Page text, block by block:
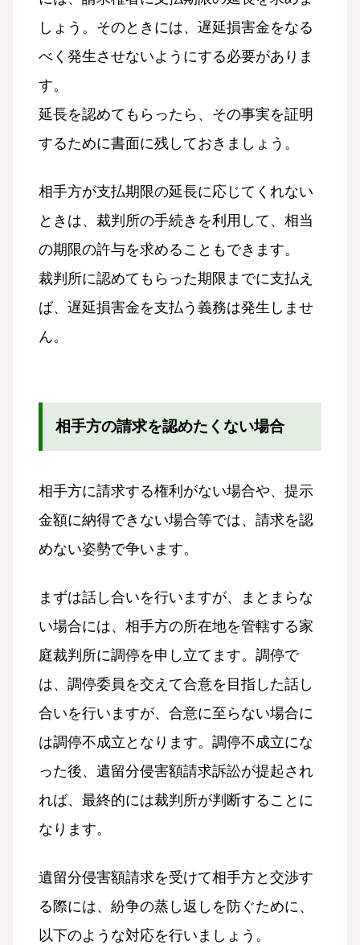
しょう。そのときには、遅延損害金をなる
べく発生させないようにする必要がありま
す。
延長を認めてもらったら、その事実を証明
するために書面に残しておきましょう。
相手方が支払期限の延長に応じてくれない
ときは、裁判所の手続きを利用して、相当
の期限の許与を求めることもできます。
裁判所に認めてもらった期限までに支払え
ば、遅延損害金を支払う義務は発生しませ
ん。
相手方の請求を認めたくない場合
相手方に請求する権利がない場合や、提示
金額に納得できない場合等では、請求を認
めない姿勢で争います。
まずは話し合いを行いますが、まとまらな
い場合には、相手方の所在地を管轄する家
庭裁判所に調停を申し立てます。調停で
は、調停委員を交えて合意を目指した話し
合いを行いますが、合意に至らない場合に
は調停不成立となります。調停不成立にな
った後、遺留分侵害額請求訴訟が提起され
れば、最終的には裁判所が判断することに
なります。
遺留分侵害額請求を受けて相手方と交渉す
る際には、紛争の蒸し返しを防ぐために、
以下のような対応を行いましょう。